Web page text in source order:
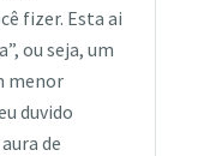
fizer. Esta ai
ou seja, um
menor
duvido
de